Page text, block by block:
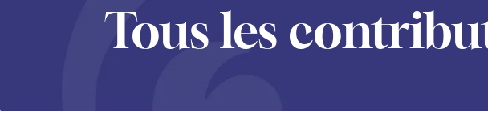
Tous les